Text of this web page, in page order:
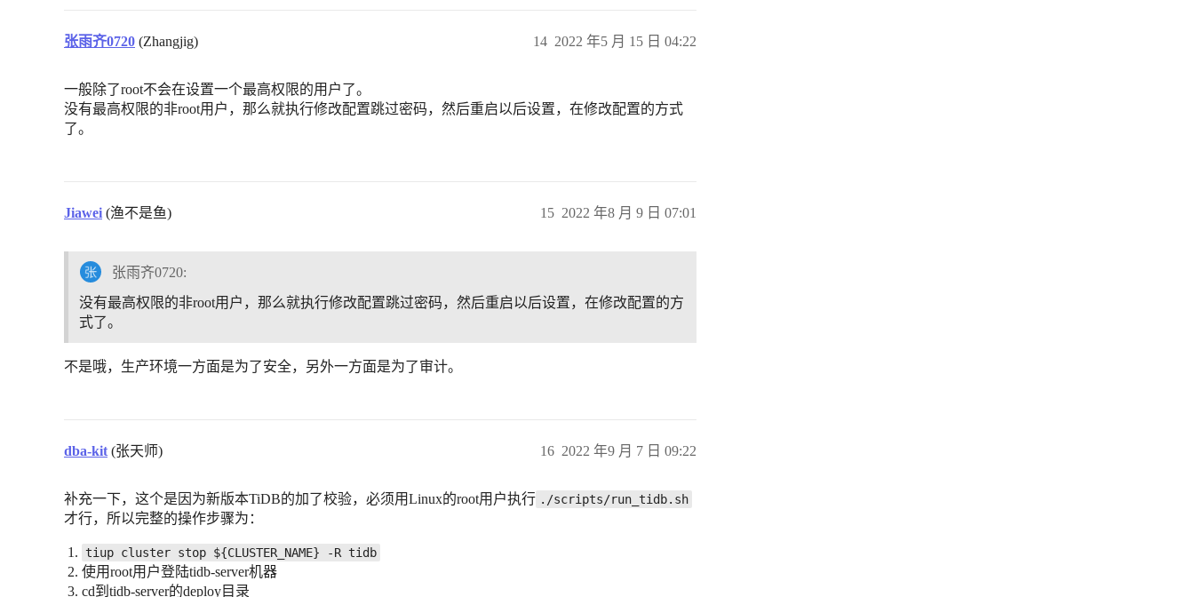
张雨齐0720 (Zhangjig) 2022 年5 月 15 日 04:22
14
一般除了root不会在设置一个最高权限的用户了。
没有最高权限的非root用户，那么就执行修改配置跳过密码，然后重启以后设置，在修改配置的方式
了。
Jiawei (渔不是鱼) 2022 年8 月 9 日 07:01
15
张雨齐0720:
没有最高权限的非root用户，那么就执行修改配置跳过密码，然后重启以后设置，在修改配置的方
式了。
不是哦，生产环境一方面是为了安全，另外一方面是为了审计。
dba-kit (张天师) 2022 年9 月 7 日 09:22
16
补充一下，这个是因为新版本TiDB的加了校验，必须用Linux的root用户执行 ./scripts/run_tidb.sh
才行，所以完整的操作步骤为：
tiup cluster stop ${CLUSTER_NAME} -R tidb
使用root用户登陆tidb-server机器
cd到tidb-server的deploy目录